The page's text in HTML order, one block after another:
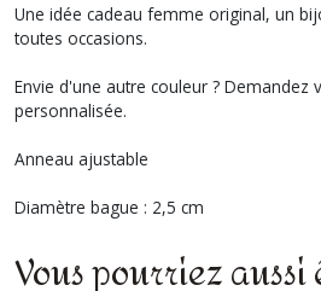
Une idée cadeau femme original, un
toutes occasions.
Envie d'une autre couleur ? Demandez
personnalisée.
Anneau ajustable
Diamètre bague : 2,5 cm
Vous pourriez